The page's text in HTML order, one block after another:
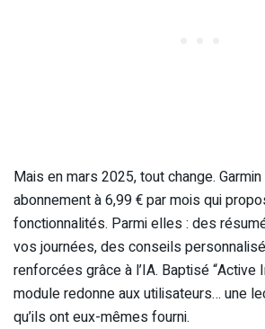
Mais en mars 2025, tout change.
abonnement à 6,99 € par mois qui
fonctionnalités. Parmi elles : des
vos journées, des conseils
renforcées grâce à l’IA. Baptisé “Active
module redonne aux utilisateurs… une
qu’ils ont eux-mêmes fourni.